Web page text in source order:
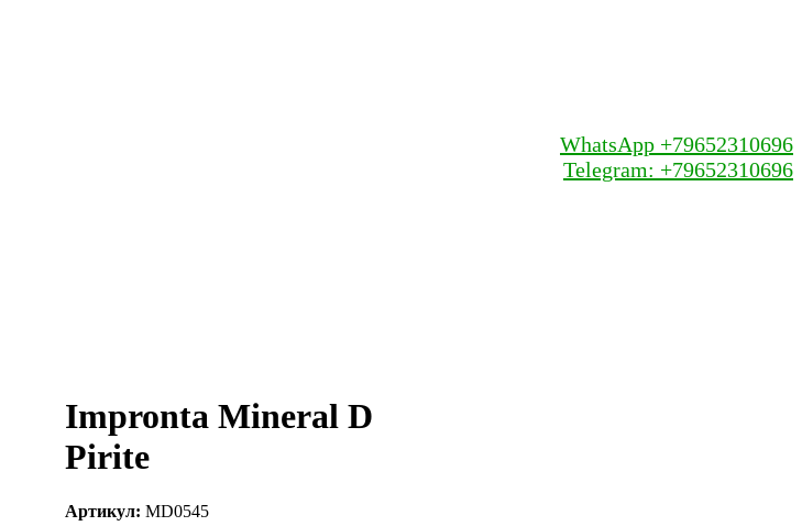
WhatsApp +79652310696
Telegram: +79652310696
Impronta Mineral D
Pirite
Артикул: MD0545